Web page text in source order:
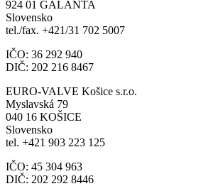
924 01 GALANTA
Slovensko
tel./fax. +421/31 702 5007
IČO: 36 292 940
DIČ: 202 216 8467
EURO-VALVE Košice s.r.o.
Myslavská 79
040 16 KOŠICE
Slovensko
tel. +421 903 223 125
IČO: 45 304 963
DIČ: 202 292 8446